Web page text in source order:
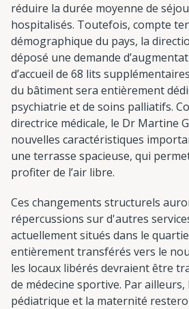
réduire la durée moyenne de
hospitalisés. Toutefois, compte
démographique du pays, la
déposé une demande
d’accueil de 68 lits
du bâtiment sera entièrement
psychiatrie et de soins palliatifs.
directrice médicale, le Dr Martine
nouvelles caractéristiques
une terrasse spacieuse, qui
profiter de l’air libre.
Ces changements structurels
répercussions sur d'autres
actuellement situés dans le
entièrement transférés vers le
les locaux libérés devraient être
de médecine sportive. Par ailleurs,
pédiatrique et la maternité